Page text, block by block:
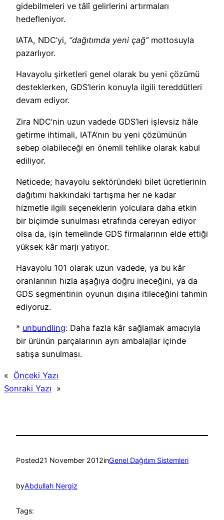
gidebilmeleri ve tâlî gelirlerini artırmaları
hedefleniyor.
IATA, NDC’yi, “dağıtımda yeni çağ”mottosuyla
pazarlıyor.
Havayolu şirketleri genel olarak bu yeni çözümü
desteklerken, GDS’lerin konuyla ilgili tereddütleri
devam ediyor.
Zira NDC’nin uzun vadede GDS’leri işlevsiz hâle
getirme ihtimali, IATA’nın bu yeni çözümünün
sebep olabileceği en önemli tehlike olarak kabul
ediliyor.
Neticede; havayolu sektöründeki bilet ücretlerinin
dağıtımı hakkındaki tartışma her ne kadar
hizmetle ilgili seçeneklerin yolculara daha etkin
bir biçimde sunulması etrafında cereyan ediyor
olsa da, işin temelinde GDS firmalarının elde ettiği
yüksek kâr marjı yatıyor.
Havayolu 101 olarak uzun vadede, ya bu kâr
oranlarının hızla aşağıya doğru ineceğini, ya da
GDS segmentinin oyunun dışına itileceğini tahmin
ediyoruz.
* unbundling: Daha fazla kâr sağlamak amacıyla
bir ürünün parçalarının ayrı ambalajlar içinde
satışa sunulması.
« Önceki Yazı
Sonraki Yazı »
Posted21 November 2012inGenel Dağıtım Sistemleri
byAbdullah Nergiz
Tags: